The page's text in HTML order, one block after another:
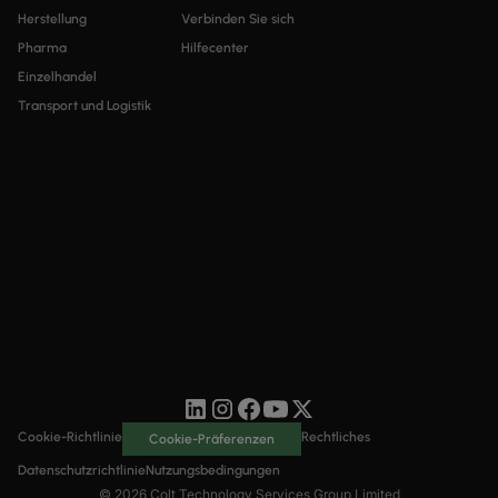
LAN + DRAHTLOSES LAN
Herstellung
Pharma
Einzelhandel
Transport und Logistik
Verbinden Sie sich
Hilfecenter
© 2026 Colt Technology Services Group Limited
Cookie-Richtlinie Cookie-Präferenzen Rechtliches
DatenschutzrichtlinieNutzungsbedingungen